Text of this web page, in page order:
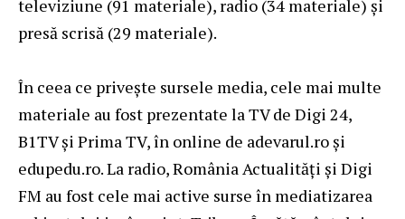
televiziune (91 materiale), radio (34 materiale) și
presă scrisă (29 materiale).
În ceea ce privește sursele media, cele mai multe
materiale au fost prezentate la TV de Digi 24,
B1TV și Prima TV, în online de adevarul.ro și
edupedu.ro. La radio, România Actualități și Digi
FM au fost cele mai active surse în mediatizarea